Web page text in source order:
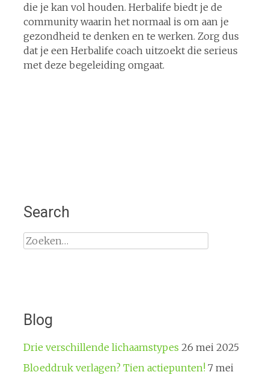
die je kan vol houden. Herbalife biedt je de
community waarin het normaal is om aan je
gezondheid te denken en te werken. Zorg dus
dat je een Herbalife coach uitzoekt die serieus
met deze begeleiding omgaat.
Search
Zoeken
Blog
Drie verschillende lichaamstypes 26 mei 2025
Bloeddruk verlagen? Tien actiepunten! 7 mei